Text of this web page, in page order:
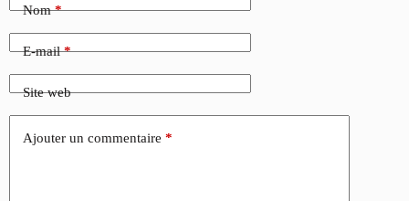
Nom*
E-mail*
Site web
Ajouter un commentaire *